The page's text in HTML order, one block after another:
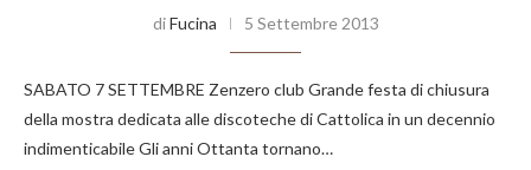
diFucina 5 Settembre 2013
SABATO 7 SETTEMBRE Zenzero club Grande festa di chiusura
della mostra dedicata alle discoteche di Cattolica in un decennio
indimenticabile Gli anni Ottanta tornano…